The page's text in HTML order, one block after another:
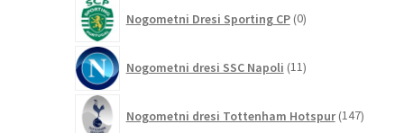
Nogometni Dresi Sporting CP 0izdelkov
Nogometni dresi SSC Napoli 11izdelkov
Nogometni dresi Tottenham Hotspur 147